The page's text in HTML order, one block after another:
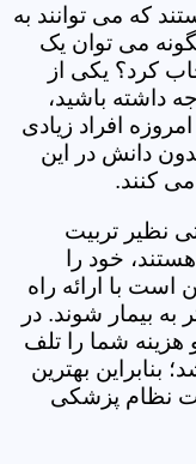
که می توانند به
می توان یک
کرد؟ یکی از
داشته باشید،
افراد زیادی
دانش در این
کنند.
نظیر تربیت
خود را
با ارائه راه
بیمار شوند. در
هزینه شما را تلف
بهترین
نظام پزشکی